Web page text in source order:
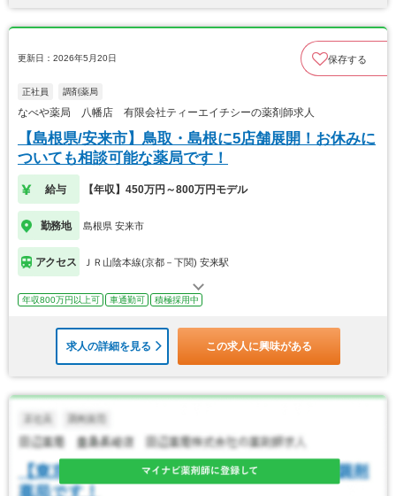
更新日：2026年5月20日 保存する
正社員 調剤薬局
なべや薬局 八幡店 有限会社ティーエイチシーの薬剤師求人
【島根県/安来市】鳥取・島根に5店舗展開！お休みに
ついても相談可能な薬局です！
給与 【年収】450万円～800万円モデル
勤務地 島根県 安来市
アクセス ＪＲ山陰本線(京都－下関) 安来駅
年収800万円以上可 車通勤可 積極採用中
求人の詳細を見る この求人に興味がある